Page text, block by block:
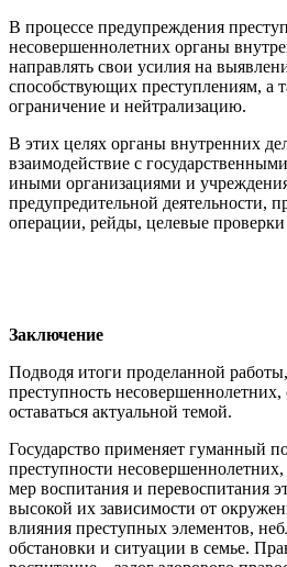
В процессе предупреждения
несовершеннолетних органы
направлять свои усилия на
способствующих преступлениям, а
ограничение и нейтрализацию.
В этих целях органы внутренних
взаимодействие с
иными организациями и
предупредительной деятельности,
операции, рейды, целевые
Заключение
Подводя итоги проделанной
преступность несовершеннолетних,
оставаться актуальной темой.
Государство применяет гуманный
преступности
мер воспитания и перевоспитания
высокой их зависимости от
влияния преступных элементов,
обстановки и ситуации в семье.